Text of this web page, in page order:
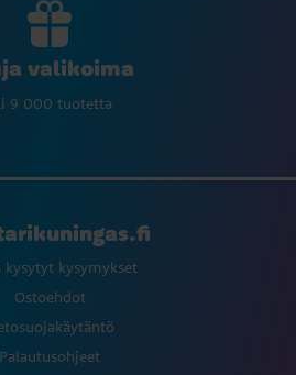
valikoima
9 000 tuotetta
kysytyt kysymykset
Ostoehdot
Palautusohjeet